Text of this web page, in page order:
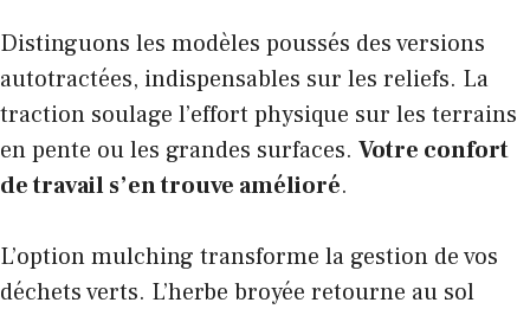
Distinguons les modèles poussés des versions
autotractées, indispensables sur les reliefs. La
traction soulage l’effort physique sur les terrains
en pente ou les grandes surfaces. Votre confort
de travail s’en trouve amélioré.
L’option mulching transforme la gestion de vos
déchets verts. L’herbe broyée retourne au sol